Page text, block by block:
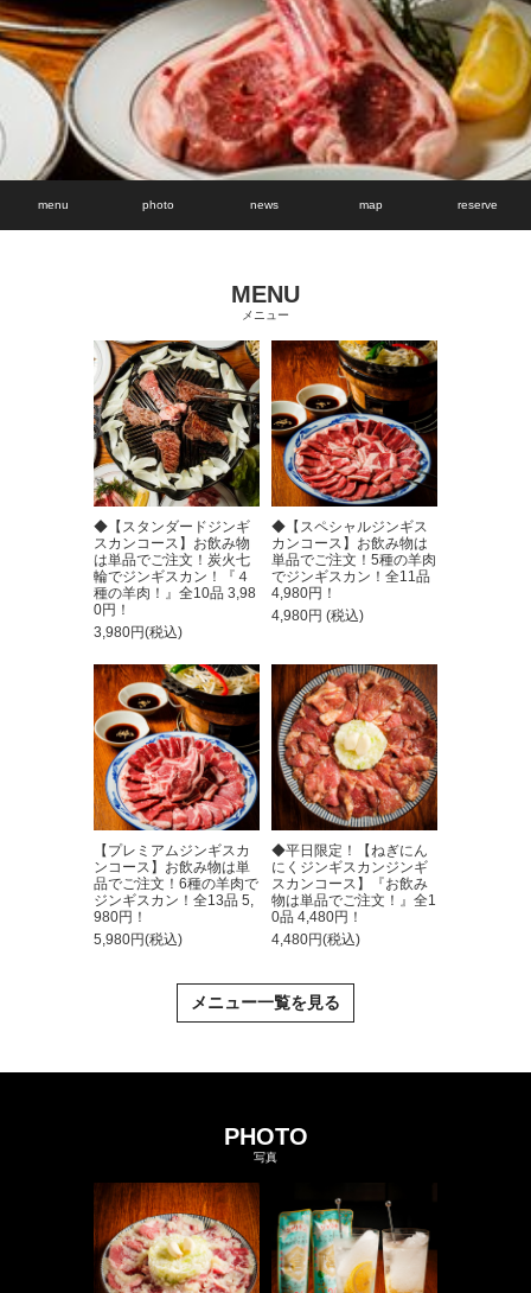
menu photo news map reserve
MENU
メニュー
◆【スタンダードジンギ
スカンコース】お飲み物
は単品でご注文！炭火七
輪でジンギスカン！『４
種の羊肉！』全10品 3,98
0円！
3,980円(税込)
◆【スペシャルジンギス
カンコース】お飲み物は
単品でご注文！5種の羊肉
でジンギスカン！全11品
4,980円！
4,980円 (税込)
【プレミアムジンギスカ
ンコース】お飲み物は単
品でご注文！6種の羊肉で
ジンギスカン！全13品 5,
980円！
5,980円(税込)
◆平日限定！【ねぎにん
にくジンギスカンジンギ
スカンコース】『お飲み
物は単品でご注文！』全1
0品 4,480円！
4,480円(税込)
メニュー一覧を見る
PHOTO
写真